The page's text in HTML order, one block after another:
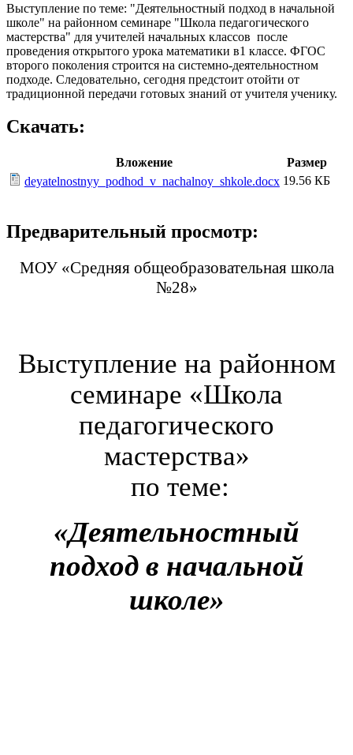
Выступление по теме: "Деятельностный подход в начальной
школе" на районном семинаре "Школа педагогического
мастерства" для учителей начальных классов после
проведения открытого урока математики в1 классе. ФГОС
второго поколения строится на системно-деятельностном
подходе. Следовательно, сегодня предстоит отойти от
традиционной передачи готовых знаний от учителя ученику.
Скачать:
Вложение
Размер
deyatelnostnyy_podhod_v_nachalnoy_shkole.docx 19.56 КБ
Предварительный просмотр:
МОУ «Средняя общеобразовательная школа
№28»
Выступление на районном
семинаре «Школа
педагогического
мастерства»
по теме:
«Деятельностный
подход в начальной
школе»